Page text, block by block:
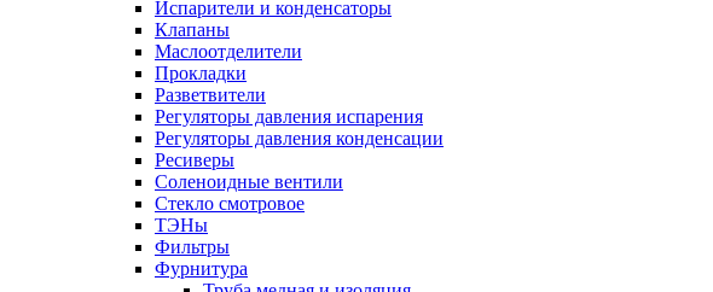
Испарители и конденсаторы
Клапаны
Маслоотделители
Прокладки
Разветвители
Регуляторы давления испарения
Регуляторы давления конденсации
Ресиверы
Соленоидные вентили
Стекло смотровое
ТЭНы
Фильтры
Фурнитура